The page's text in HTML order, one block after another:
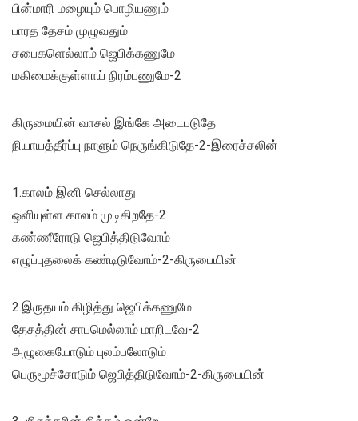
பின்மாரி மழையும் பொழியணும்
பாரத தேசம் முழுவதும்
சபைகளெல்லாம் ஜெபிக்கணுமே
மகிமைக்குள்ளாய் நிரம்பணுமே-2
கிருமையின் வாசல் இங்கே அடைபடுதே
நியாயத்தீர்ப்பு நாளும் நெருங்கிடுதே-2-இரைச்சலின்
1.காலம் இனி செல்லாது
ஒளியுள்ள காலம் முடிகிறதே-2
கண்ணீரோடு ஜெபித்திடுவோம்
எழுப்புதலைக் கண்டிடுவோம்-2-கிருபையின்
2.இருதயம் கிழித்து ஜெபிக்கணுமே
தேசத்தின் சாபமெல்லாம் மாறிடவே-2
அழுகையோடும் புலம்பலோடும்
பெருமூச்சோடும் ஜெபித்திடுவோம்-2-கிருபையின்